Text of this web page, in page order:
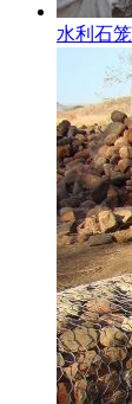
水利石